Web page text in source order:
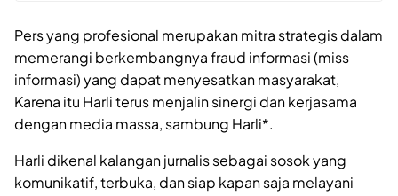
Pers yang profesional merupakan mitra strategis dalam
memerangi berkembangnya fraud informasi (miss
informasi) yang dapat menyesatkan masyarakat,
Karena itu Harli terus menjalin sinergi dan kerjasama
dengan media massa, sambung Harli*.
Harli dikenal kalangan jurnalis sebagai sosok yang
komunikatif, terbuka, dan siap kapan saja melayani